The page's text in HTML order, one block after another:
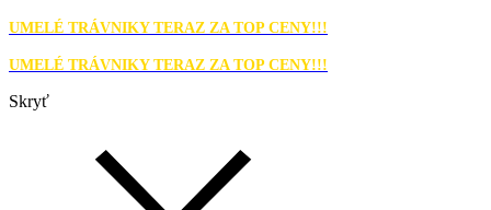
UMELÉ TRÁVNIKY TERAZ ZA TOP CENY!!!
UMELÉ TRÁVNIKY TERAZ ZA TOP CENY!!!
Skryť